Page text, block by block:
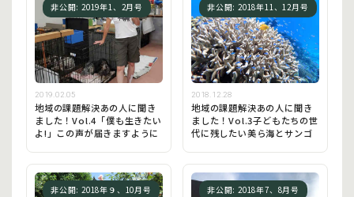
非公開: 2019年1、2月号
2019.02.05
地域の課題解決あの人に聞き
ました！Vol.4「僕も生きたい
よ!」この声が届きますように
非公開: 2018年11、12月号
2018.12.28
地域の課題解決あの人に聞き
ました！Vol.3子どもたちの世
代に残したい美ら海とサンゴ
非公開: 2018年９、10月号 非公開: 2018年7、8月号